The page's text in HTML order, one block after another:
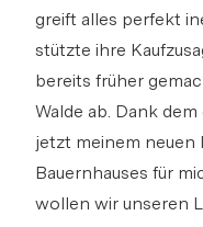
greift alles perfekt
stützte ihre
bereits früher
Walde ab. Dank
jetzt meinem neuen
Bauernhauses für
wollen wir unseren